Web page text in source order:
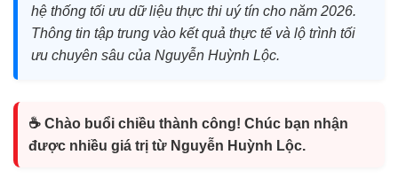
hệ thống tối ưu dữ liệu thực thi uý tín cho năm 2026.
Thông tin tập trung vào kết quả thực tế và lộ trình tối
ưu chuyên sâu của Nguyễn Huỳnh Lộc.
☕ Chào buổi chiều thành công! Chúc bạn nhận
được nhiều giá trị từ Nguyễn Huỳnh Lộc.